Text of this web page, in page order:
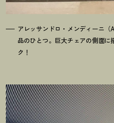
アレッサンドロ・メンディーニ
品のひとつ。巨大チェアの側面に
ク ！